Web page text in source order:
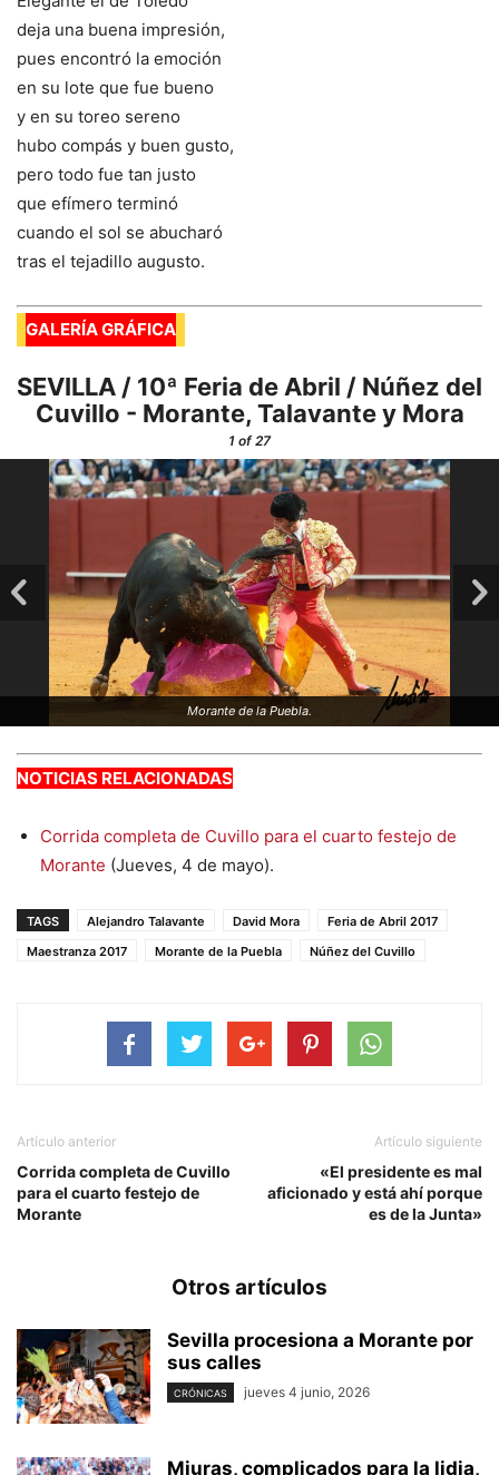
deja una buena impresión,
pues encontró la emoción
en su lote que fue bueno
y en su toreo sereno
hubo compás y buen gusto,
pero todo fue tan justo
que efímero terminó
cuando el sol se abucharó
tras el tejadillo augusto.
GALERÍA GRÁFICA
SEVILLA / 10ª Feria de Abril / Núñez del
Cuvillo - Morante, Talavante y Mora
1 of 27
Morante de la Puebla.
NOTICIAS RELACIONADAS
Corrida completa de Cuvillo para el cuarto festejo de
Morante (Jueves, 4 de mayo).
TAGS Alejandro Talavante David Mora
Feria de Abril 2017
Maestranza 2017
Morante de la Puebla Núñez del Cuvillo
Artículo anterior
Corrida completa de Cuvillo
para el cuarto festejo de
Morante
Artículo siguiente
«El presidente es mal
aficionado y está ahí porque
es de la Junta»
Otros artículos
Sevilla procesiona a Morante por
sus calles
CRÓNICAS jueves 4 junio, 2026
Miuras, complicados para la lidia,